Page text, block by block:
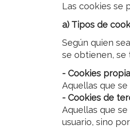
Las cookies se
a) Tipos de
Según quien
se obtienen, se
- Cookies
Aquellas que
- Cookies de
Aquellas que
usuario, sino